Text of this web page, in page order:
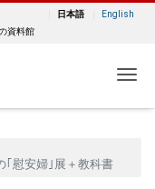
日本語
English
資料館
｢慰安婦｣展＋教科書